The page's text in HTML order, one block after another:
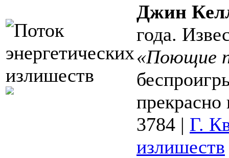
Джин
года.
«Поющие
прекрасно
3784 | Г.
излишеств